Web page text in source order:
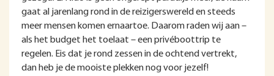
gaat al jarenlang rond in de reizigerswereld en steeds
meer mensen komen ernaartoe. Daarom raden wij aan –
als het budget het toelaat – een privéboottrip te
regelen. Eis dat je rond zessen in de ochtend vertrekt,
dan heb je de mooiste plekken nog voor jezelf!